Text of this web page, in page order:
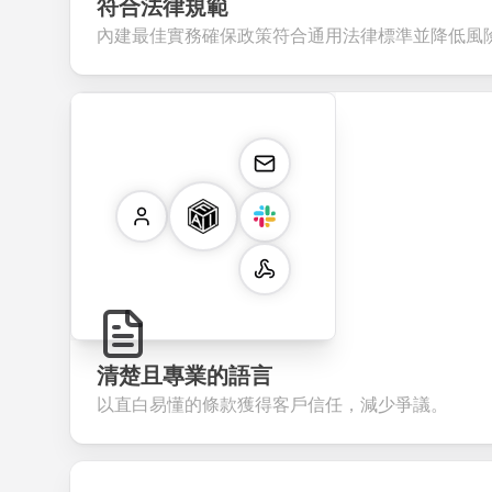
符合法律規範
內建最佳實務確保政策符合通用法律標準並降低風
清楚且專業的語言
以直白易懂的條款獲得客戶信任，減少爭議。